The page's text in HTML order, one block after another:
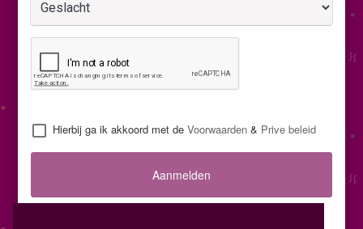
Hierbij ga ik akkoord met deVoorwaarden & Prive beleid
Aanmelden